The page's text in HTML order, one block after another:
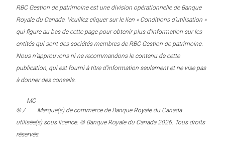
RBC Gestion de patrimoine est une division opérationnelle de Banque
Royale du Canada. Veuillez cliquer sur le lien « Conditions d’utilisation »
qui figure au bas de cette page pour obtenir plus d’information sur les
entités qui sont des sociétés membres de RBC Gestion de patrimoine.
Nous n’approuvons ni ne recommandons le contenu de cette
publication, qui est fourni à titre d’information seulement et ne vise pas
à donner des conseils.
® /
MC
Marque(s) de commerce de Banque Royale du Canada
utilisée(s) sous licence. © Banque Royale du Canada 2026. Tous droits
réservés.